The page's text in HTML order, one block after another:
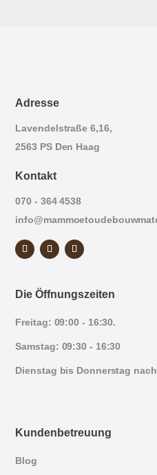
Adresse
Lavendelstraße 6,16,
2563 PS Den Haag
Kontakt
070 - 364 4538
Die Öffnungszeiten
Freitag: 09:00 - 16:30.
Samstag: 09:30 - 16:30
Dienstag bis Donnerstag
Kundenbetreuung
Blog